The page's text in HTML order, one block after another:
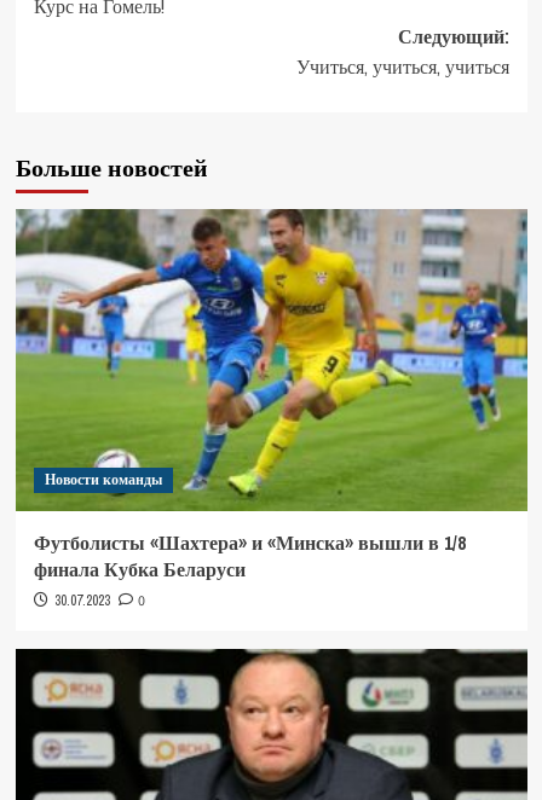
Курс на Гомель!
Следующий:
Учиться, учиться, учиться
Больше новостей
Новости команды
Футболисты «Шахтера» и «Минска» вышли в 1/8
финала Кубка Беларуси
30.07.2023 0